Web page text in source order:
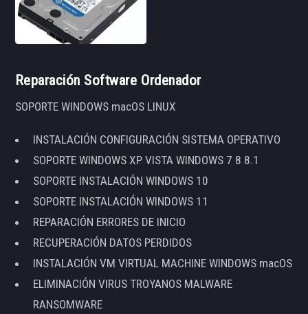
Reparación Software Ordenador
SOPORTE WINDOWS macOS LINUX
INSTALACIÓN CONFIGURACIÓN SISTEMA OPERATIVO
SOPORTE WINDOWS XP VISTA WINDOWS 7 8 8.1
SOPORTE INSTALACIÓN WINDOWS 10
SOPORTE INSTALACIÓN WINDOWS 11
REPARACIÓN ERRORES DE INICIO
RECUPERACIÓN DATOS PERDIDOS
INSTALACIÓN VM VIRTUAL MACHINE WINDOWS macOS
ELIMINACIÓN VIRUS TROYANOS MALWARE
RANSOMWARE